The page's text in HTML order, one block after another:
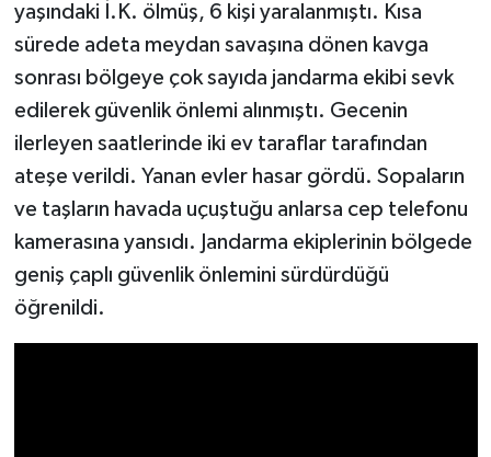
yaşındaki İ.K. ölmüş, 6 kişi yaralanmıştı. Kısa
sürede adeta meydan savaşına dönen kavga
sonrası bölgeye çok sayıda jandarma ekibi sevk
edilerek güvenlik önlemi alınmıştı. Gecenin
ilerleyen saatlerinde iki ev taraflar tarafından
ateşe verildi. Yanan evler hasar gördü. Sopaların
ve taşların havada uçuştuğu anlarsa cep telefonu
kamerasına yansıdı. Jandarma ekiplerinin bölgede
geniş çaplı güvenlik önlemini sürdürdüğü
öğrenildi.